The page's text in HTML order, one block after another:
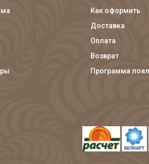
Как оформить
Доставка
Оплата
Возврат
Программа